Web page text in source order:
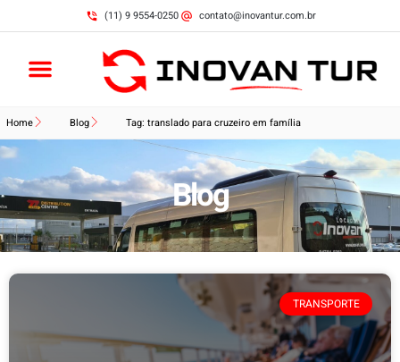
(11) 9 9554-0250 contato@inovantur.com.br
Home Blog Tag: translado para cruzeiro em família
Blog
TRANSPORTE